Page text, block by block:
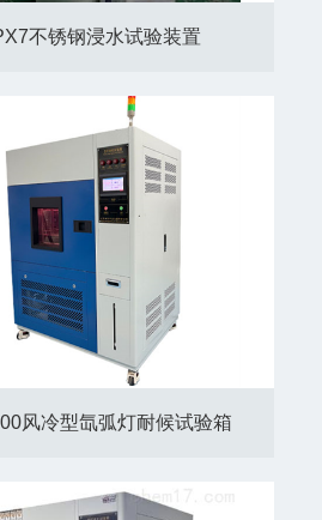
不锈钢浸水试验装置
风冷型氙弧灯耐候试验箱